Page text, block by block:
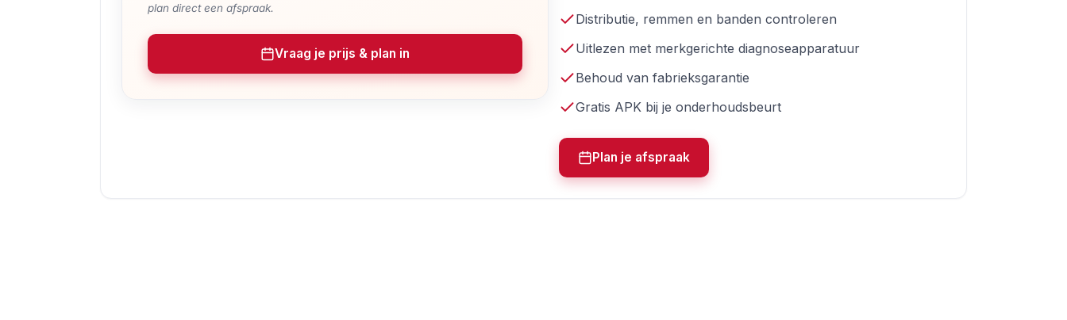
Distributie, remmen en banden controleren
Uitlezen met merkgerichte diagnoseapparatuur
Behoud van fabrieksgarantie
Gratis APK bij je onderhoudsbeurt
Plan je afspraak
plan direct een afspraak.
Vraag je prijs & plan in